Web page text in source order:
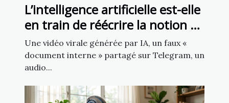
L’intelligence artificielle est-elle
en train de réécrire la notion de
source fiable ?
Une vidéo virale générée par IA, un faux «
document interne » partagé sur Telegram, un
audio...